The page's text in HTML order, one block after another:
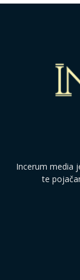
Incerum media
te